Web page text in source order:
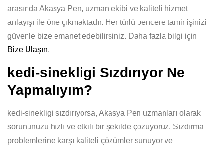
arasında Akasya Pen, uzman ekibi ve kaliteli hizmet
anlayışı ile öne çıkmaktadır. Her türlü pencere tamir işinizi
güvenle bize emanet edebilirsiniz. Daha fazla bilgi için
Bize Ulaşın.
kedi-sinekligi Sızdırıyor Ne
Yapmalıyım?
kedi-sinekligi sızdırıyorsa, Akasya Pen uzmanları olarak
sorununuzu hızlı ve etkili bir şekilde çözüyoruz. Sızdırma
problemlerine karşı kaliteli çözümler sunuyor ve